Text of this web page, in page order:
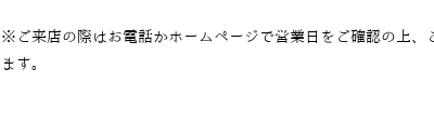
※ご来店の際はお電話かホームページで営業日をご確認の上
ます。